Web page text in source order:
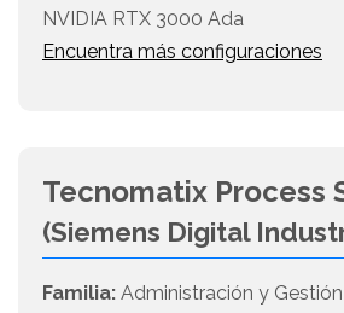
NVIDIA RTX 3000 Ada
Encuentra más configuraciones
Tecnomatix Process
(Siemens Digital
Familia: Administración y